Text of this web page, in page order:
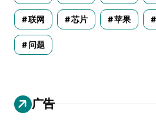
联网 芯片 苹果
问题
广告